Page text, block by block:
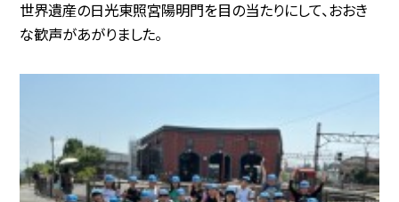
世界遺産の日光東照宮陽明門を目の当たりにして、おおき
な歓声があがりました。